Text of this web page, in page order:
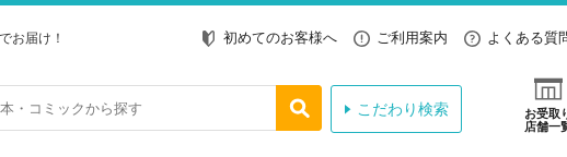
お届け！ 初めてのお客様へ ご利用案内 よくある質
お受取
店舗一
こだわり検索